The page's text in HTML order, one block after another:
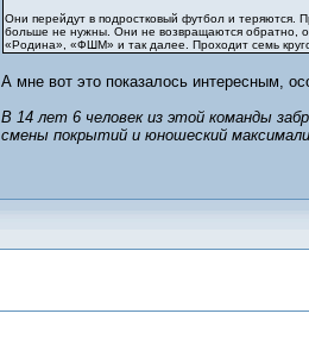
Они перейдут в подростковый футбол и теряются.
больше не нужны. Они не возвращаются обратно,
«Родина», «ФШМ» и так далее. Проходит семь
А мне вот это показалось интересным,
В 14 лет 6 человек из этой команды
смены покрытий и юношеский